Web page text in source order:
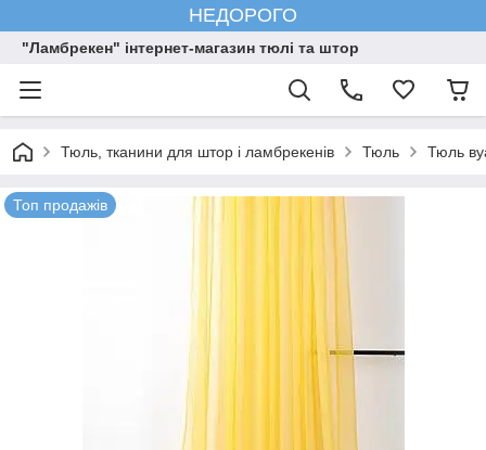
НЕДОРОГО
"Ламбрекен" інтернет-магазин тюлі та штор
Тюль, тканини для штор і ламбрекенів Тюль Тюль
Топ продажів